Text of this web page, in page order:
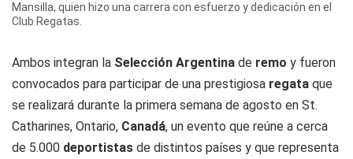
Mansilla, quien hizo una carrera con esfuerzo y dedicación en el
Club Regatas.
Ambos integran la Selección Argentina de remo y fueron
convocados para participar de una prestigiosa regata que
se realizará durante la primera semana de agosto en St.
Catharines, Ontario, Canadá, un evento que reúne a cerca
de 5.000 deportistas de distintos países y que representa